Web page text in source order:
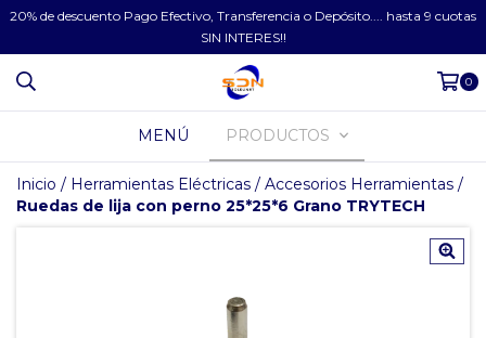
20% de descuento Pago Efectivo, Transferencia o Depósito.... hasta 9 cuotas
SIN INTERES!!
0
MENÚ PRODUCTOS
Inicio / Herramientas Eléctricas / Accesorios Herramientas /
Ruedas de lija con perno 25*25*6 Grano TRYTECH